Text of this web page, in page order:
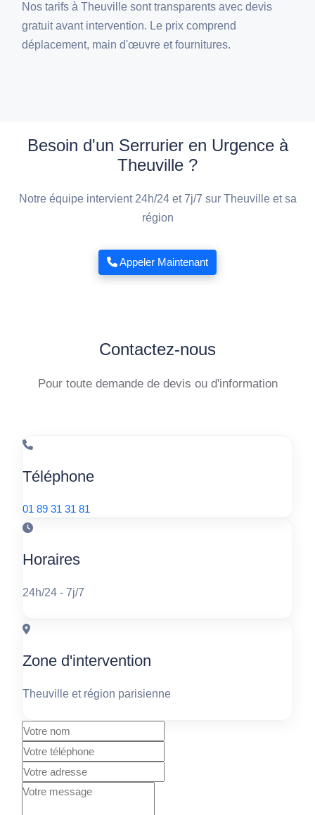
Nos tarifs à Theuville sont transparents avec devis
gratuit avant intervention. Le prix comprend
déplacement, main d'œuvre et fournitures.
Besoin d'un Serrurier en Urgence à
Theuville ?
Notre équipe intervient 24h/24 et 7j/7 sur Theuville et sa
région
Appeler Maintenant
Contactez-nous
Pour toute demande de devis ou d'information
Téléphone
01 89 31 31 81
Horaires
24h/24 - 7j/7
Zone d'intervention
Theuville et région parisienne